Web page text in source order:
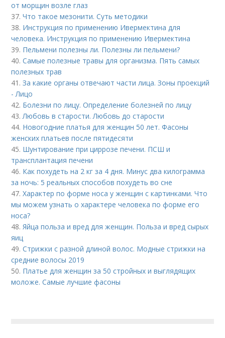
от морщин возле глаз
37.Что такое мезонити. Суть методики
38. Инструкция по применению Ивермектина для
человека. Инструкция по применению Ивермектина
39. Пельмени полезны ли. Полезны ли пельмени?
40.Самые полезные травы для организма. Пять самых
полезных трав
41.За какие органы отвечают части лица. Зоны проекций
- Лицо
42. Болезни по лицу. Определение болезней по лицу
43.Любовь в старости. Любовь до старости
44. Новогодние платья для женщин 50 лет. Фасоны
женских платьев после пятидесяти
45. Шунтирование при циррозе печени. ПСШ и
трансплантация печени
46. Как похудеть на 2 кг за 4 дня. Минус два килограмма
за ночь: 5 реальных способов похудеть во сне
47.Характер по форме носа у женщин с картинками. Что
мы можем узнать о характере человека по форме его
носа?
48.Яйца польза и вред для женщин. Польза и вред сырых
яиц
49.Стрижки с разной длиной волос. Модные стрижки на
средние волосы 2019
50. Платье для женщин за 50 стройных и выглядящих
моложе. Самые лучшие фасоны